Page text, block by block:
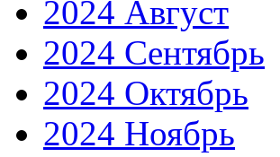
2024 Август
2024 Сентябрь
2024 Октябрь
2024 Ноябрь